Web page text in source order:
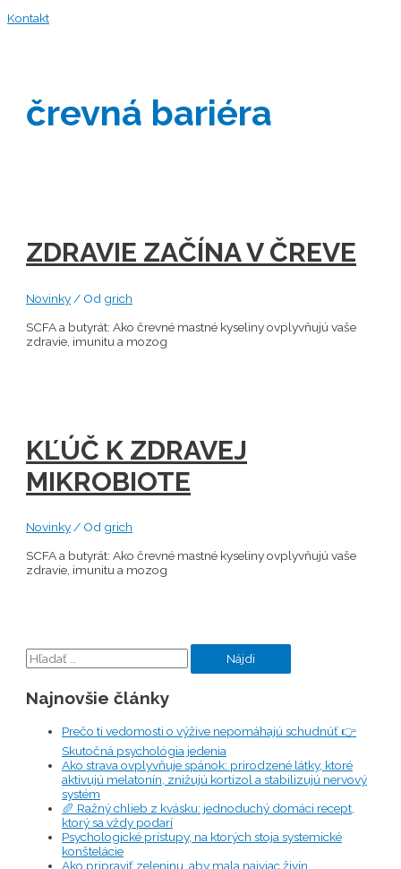
Kontakt
črevná bariéra
ZDRAVIE ZAČÍNA V ČREVE
Novinky/ Od grich
SCFA a butyrát: Ako črevné mastné kyseliny ovplyvňujú vaše
zdravie, imunitu a mozog
KĽÚČ K ZDRAVEJ
MIKROBIOTE
Novinky/ Od grich
SCFA a butyrát: Ako črevné mastné kyseliny ovplyvňujú vaše
zdravie, imunitu a mozog
Hľadať:
Najnovšie články
Prečo ti vedomosti o výžive nepomáhajú schudnúť 👉
Skutočná psychológia jedenia
Ako strava ovplyvňuje spánok: prirodzené látky, ktoré
aktivujú melatonín, znižujú kortizol a stabilizujú nervový
systém
🥖 Ražný chlieb z kvásku: jednoduchý domáci recept,
ktorý sa vždy podarí
Psychologické prístupy, na ktorých stoja systemické
konštelácie
Ako pripraviť zeleninu, aby mala najviac živín